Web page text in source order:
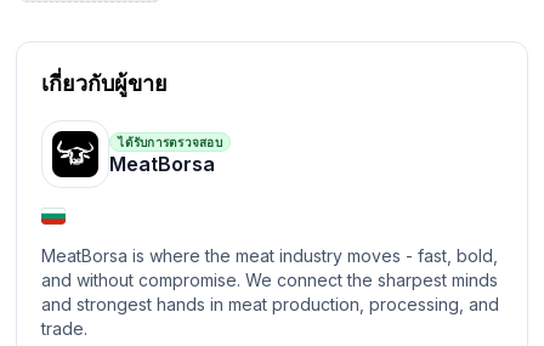
เกี่ยวกับผู้ขาย
ได้รับการตรวจสอบ
MeatBorsa
MeatBorsa is where the meat industry moves - fast, bold,
and without compromise. We connect the sharpest minds
and strongest hands in meat production, processing, and
trade.